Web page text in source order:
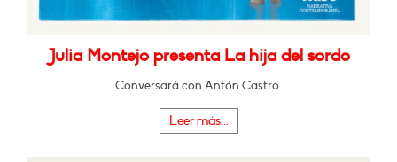
Julia Montejo presenta La hija del sordo
Conversará con Antón Castro.
Leer más...